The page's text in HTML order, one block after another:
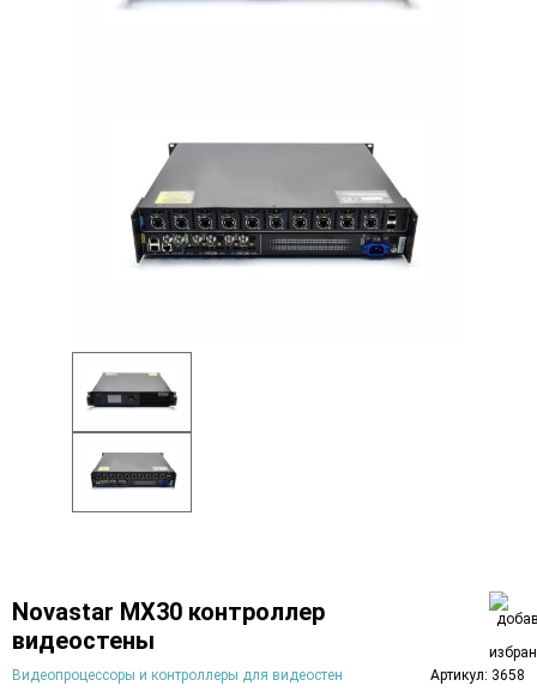
Novastar MX30 контроллер
видеостены
Видеопроцессоры и контроллеры для видеостен Артикул: 3658